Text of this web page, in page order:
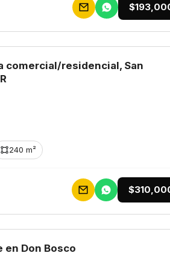
comercial/residencial, San
240 m²
en Don Bosco